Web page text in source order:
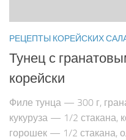
РЕЦЕПТЫ КОРЕЙСКИХ
Тунец с
корейски
Филе тунца — 300 г,
кукуруза — 1/2 стакана,
го­рошек — 1/2 стакана,